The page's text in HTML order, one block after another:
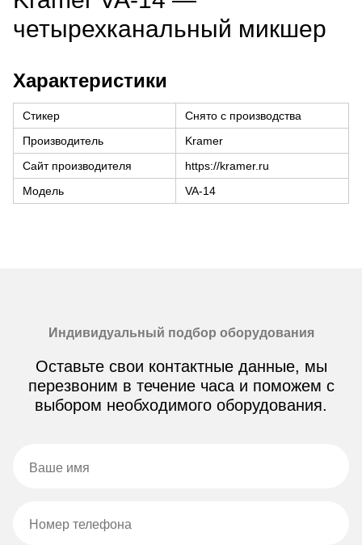
четырехканальный микшер
Характеристики
Стикер
Снято с производства
Производитель
Kramer
Сайт производителя
https://kramer.ru
Модель
VA-14
Индивидуальный подбор оборудования
Оставьте свои контактные данные, мы
перезвоним в течение часа и поможем с
выбором необходимого оборудования.